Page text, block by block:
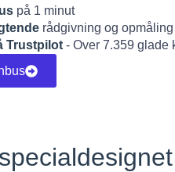
på 1 minut
rådgivning og opmåling
Trustpilot- Over 7.359 glade